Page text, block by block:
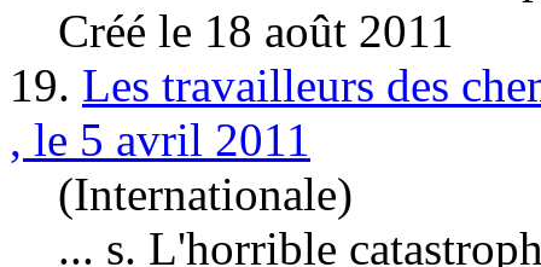
Créé le 18 août 2011
19. Les travailleurs des
, le 5 avril 2011
(Internationale)
... s. L'horrible